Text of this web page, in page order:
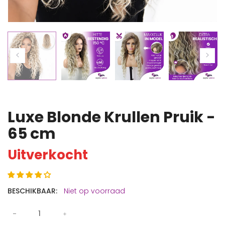
Luxe Blonde Krullen Pruik -
65 cm
Uitverkocht
BESCHIKBAAR: Niet op voorraad